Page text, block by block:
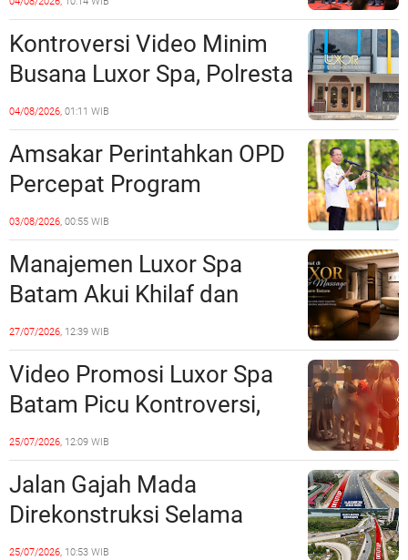
Sinergi dengan Pemko
Batam
Kontroversi Video Minim
Busana Luxor Spa, Polresta
Barelang Usut Tuntas
Unsur Pelanggaran Hukum
04/08/2026, 01:11 WIB
Amsakar Perintahkan OPD
Percepat Program
Prioritas, Targetkan
Realisasi Pembangunan
Lampaui 50 Persen
03/08/2026, 00:55 WIB
Manajemen Luxor Spa
Batam Akui Khilaf dan
Minta Maaf, Konten
Langsung Di-Takedown
27/07/2026, 12:39 WIB
Video Promosi Luxor Spa
Batam Picu Kontroversi,
Dinilai Bermuatan Sensual
25/07/2026, 12:09 WIB
Jalan Gajah Mada
Direkonstruksi Selama
Empat Minggu, Ini Skema
25/07/2026, 10:53 WIB